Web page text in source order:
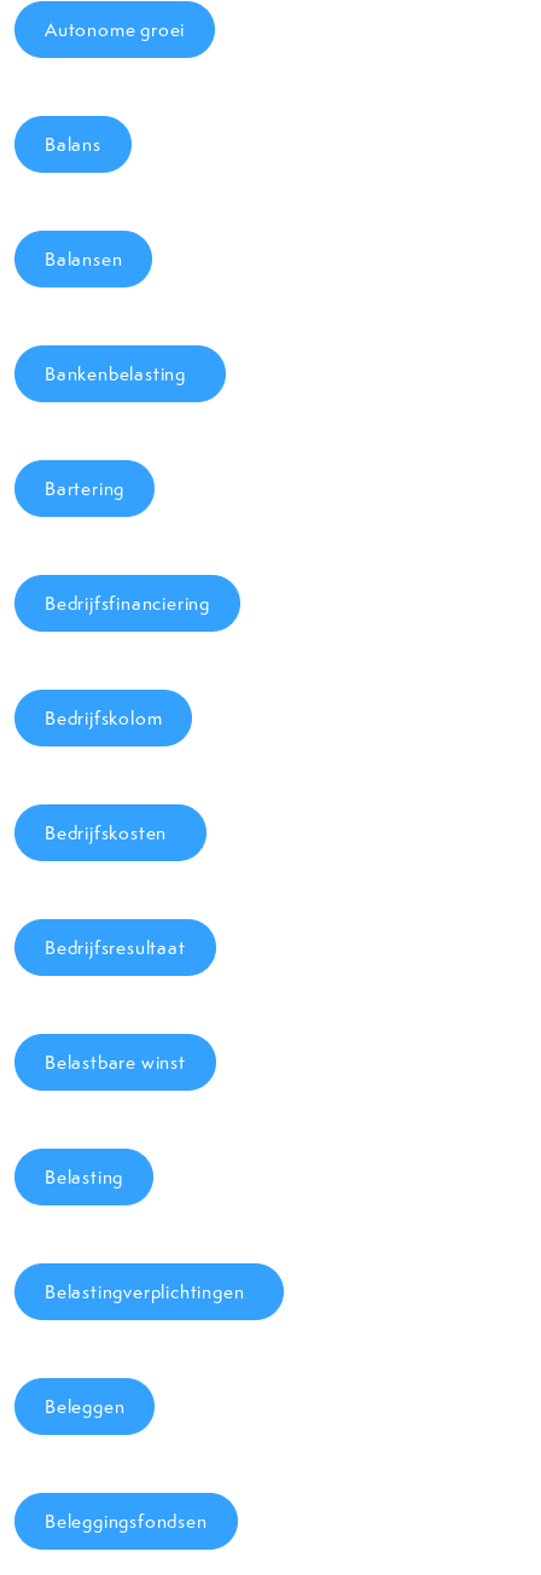
Autonome groei
Balans
Balansen
Bankenbelasting
Bartering
Bedrijfsfinanciering
Bedrijfskolom
Bedrijfskosten
Bedrijfsresultaat
Belastbare winst
Belasting
Belastingverplichtingen
Beleggen
Beleggingsfondsen